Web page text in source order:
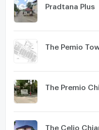
Pradtana Plus
The Pemio
The Premio
The Celio